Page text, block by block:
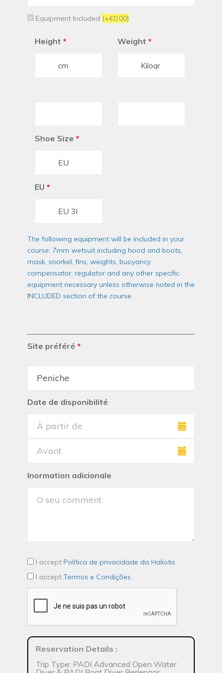
Equipment Included (+€0.00)
Height * Weight *
Shoe Size *
EU *
The following equipment will be included in your
course: 7mm wetsuit including hood and boots,
mask, snorkel, fins, weights, buoyancy
compensator, regulator and any other specific
equipment necessary unless otherwise noted in the
INCLUDED section of the course.
Site préféré *
Date de disponibilité
Inormation adicionale
I accept Política de privacidade da Haliotis
I accept Termos e Condições
Reservation Details :
Trip Type: PADI Advanced Open Water